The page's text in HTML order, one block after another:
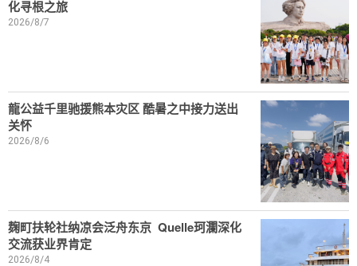
化寻根之旅
2026/8/7
龍公益千里驰援熊本灾区 酷暑之中接力送出
关怀
2026/8/6
麹町扶轮社纳凉会泛舟东京 Quelle珂瀾深化
交流获业界肯定
2026/8/4